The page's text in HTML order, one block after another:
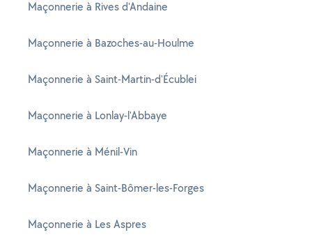
Maçonnerie à Rives d'Andaine
Maçonnerie à Bazoches-au-Houlme
Maçonnerie à Saint-Martin-d'Écublei
Maçonnerie à Lonlay-l'Abbaye
Maçonnerie à Ménil-Vin
Maçonnerie à Saint-Bômer-les-Forges
Maçonnerie à Les Aspres